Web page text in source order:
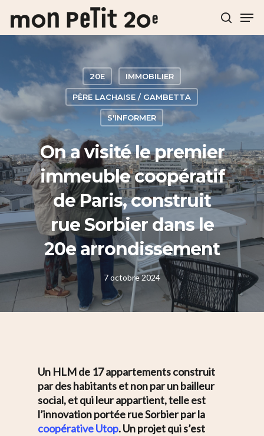
Hit enter to search or ESC to close
20E IMMOBILIER
PÈRE LACHAISE / GAMBETTA
S'INFORMER
On a visité le premier
immeuble coopératif
de Paris, construit
rue Sorbier dans le
20e arrondissement
7 octobre 2024
Un HLM de 17 appartements construit
par des habitants et non par un bailleur
social, et qui leur appartient, telle est
l’innovation portée rue Sorbier par la
coopérative Utop. Un projet qui s’est